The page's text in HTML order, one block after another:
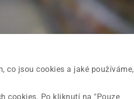
co jsou cookies a jaké používáme,
cookies. Po kliknutí na "Pouze